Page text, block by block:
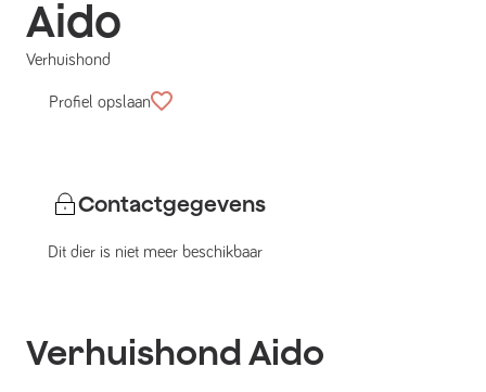
Aido
Verhuishond
Profiel opslaan
Contactgegevens
Dit dier is niet meer beschikbaar
VerhuishondAido